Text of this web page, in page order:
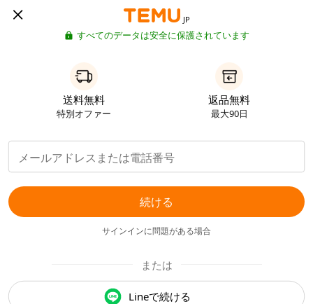
JP
すべてのデータは安全に保護されています
送料無料
特別オファー
返品無料
最大90日
続ける
サインインに問題がある場合
または
Lineで続ける